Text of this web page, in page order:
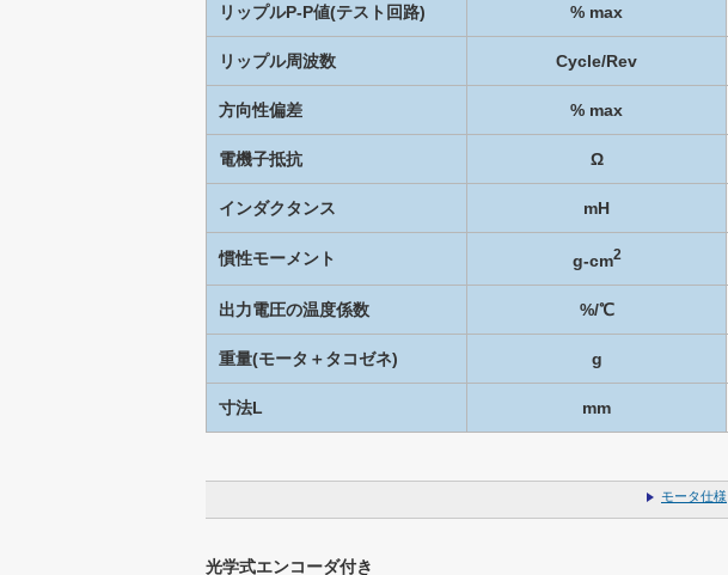
リップルP-P値(テスト回路) % max
リップル周波数 Cycle/Rev
方向性偏差 % max
電機子抵抗 Ω
インダクタンス mH
慣性モーメント g-cm2
出力電圧の温度係数 %/℃
重量(モータ＋タコゼネ) g
寸法L mm
モータ仕様
光学式エンコーダ付き